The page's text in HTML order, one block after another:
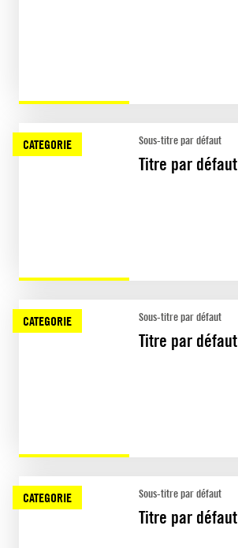
CATEGORIE Sous-titre par défaut
Titre par défaut
CATEGORIE Sous-titre par défaut
Titre par défaut
CATEGORIE Sous-titre par défaut
Titre par défaut